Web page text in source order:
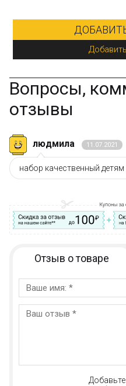
Вопросы,
отзывы
людмила 11.07.2021
набор качественный детям
Отзыв о товаре